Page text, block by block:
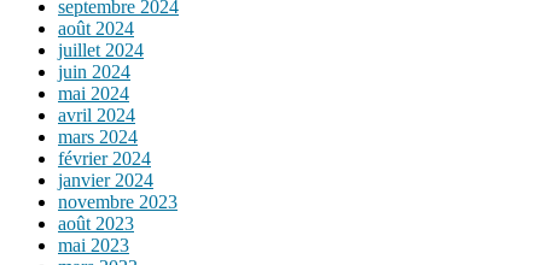
septembre 2024
août 2024
juillet 2024
juin 2024
mai 2024
avril 2024
mars 2024
février 2024
janvier 2024
novembre 2023
août 2023
mai 2023